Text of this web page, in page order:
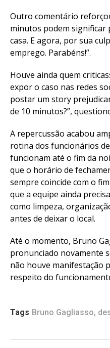
Outro comentário
minutos podem
casa. E agora, por sua
emprego. Parabéns!”.
Houve ainda quem
expor o caso nas redes
postar um story
de 10 minutos?”,
A repercussão acabou
rotina dos funcionários
funcionam até o fim da
que o horário de
sempre coincide com o
que a equipe ainda
como limpeza,
antes de deixar o local.
Até o momento, Bruno
pronunciado novamente
não houve manifestação
respeito do
Tags Bruno Gagliasso,